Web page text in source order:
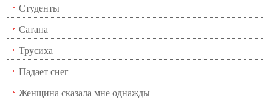
Студенты
Сатана
Трусиха
Падает снег
Женщина сказала мне однажды